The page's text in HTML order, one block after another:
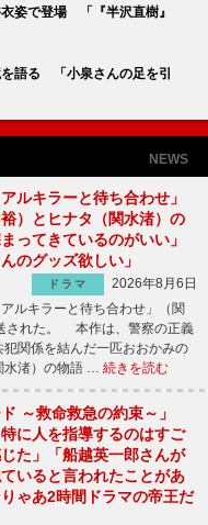
姿で登場 「『半沢直樹』
を語る 「小泉さんの足を引
NEWS
ルキラーと待ち合わせ」
裕）とヒナタ（関水渚）の
ってきているのがいい」
のグッズ欲しい」
ドラマ
2026年8月6日
ルキラーと待ち合わせ」（関
された。 本作は、警察の正義
関係を結んだ一匹おおかみの
水渚）の物語 … 続きを読む
～救命救急の約束～」
特に人を指導するのはすご
た」「船越英一郎さんが
ていると言われたことがあ
ゃあ2時間ドラマの帝王だ